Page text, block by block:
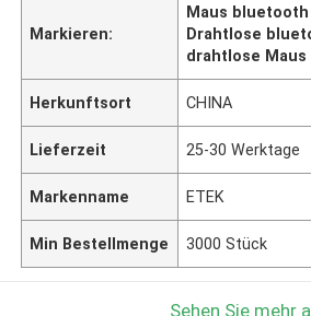
Markieren:
Maus bluetooth
Drahtlose
drahtlose Maus
Herkunftsort CHINA
Lieferzeit 25-30 Werktage
Markenname ETEK
Min Bestellmenge 3000 Stück
Sehen Sie mehr